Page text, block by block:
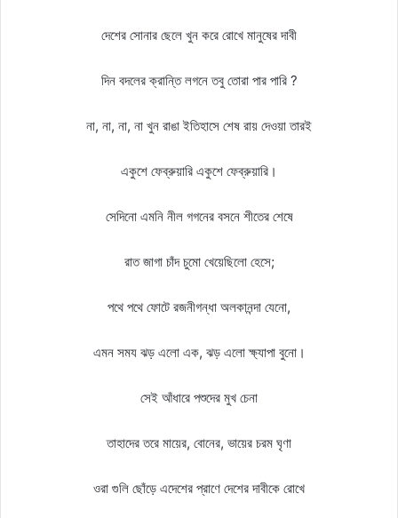
দেশের সোনার ছেলে খুন করে রোখে মানুষের দাবী
দিন বদলের ক্রান্তি লগনে তবু তোরা পার পারি ?
না, না, না, না খুন রাঙা ইতিহাসে শেষ রায় দেওয়া তারই
একুশে ফেব্রুয়ারি একুশে ফেব্রুয়ারি।
সেদিনো এমনি নীল গগনের বসনে শীতের শেষে
রাত জাগা চাঁদ চুমো খেয়েছিলো হেসে;
পথে পথে ফোটে রজনীগন্ধা অলকানন্দা যেনো,
এমন সময ঝড় এলো এক, ঝড় এলো ক্ষ্যাপা বুনো।
সেই আঁধারে পশুদের মুখ চেনা
তাহাদের তরে মায়ের, বোনের, ভায়ের চরম ঘৃণা
ওরা গুলি ছোঁড়ে এদেশের প্রাণে দেশের দাবীকে রোখে